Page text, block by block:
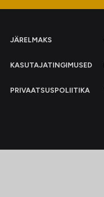
JÄRELMAKS
KASUTAJATINGIMUSED
PRIVAATSUSPOLIITIKA